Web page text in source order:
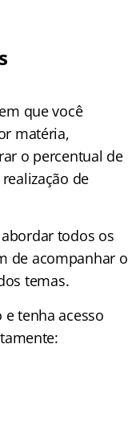
que você
matéria,
o percentual de
de
todos os
de acompanhar o
temas.
tenha acesso